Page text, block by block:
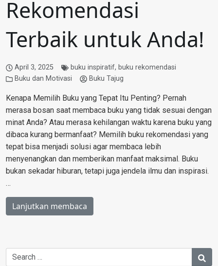
Rekomendasi
Terbaik untuk Anda!
April 3, 2025 buku inspiratif, buku rekomendasi
Buku dan Motivasi
Buku Tajug
Kenapa Memilih Buku yang Tepat Itu Penting? Pernah
merasa bosan saat membaca buku yang tidak sesuai dengan
minat Anda? Atau merasa kehilangan waktu karena buku yang
dibaca kurang bermanfaat? Memilih buku rekomendasi yang
tepat bisa menjadi solusi agar membaca lebih
menyenangkan dan memberikan manfaat maksimal. Buku
bukan sekadar hiburan, tetapi juga jendela ilmu dan inspirasi.
…
Lanjutkan membaca